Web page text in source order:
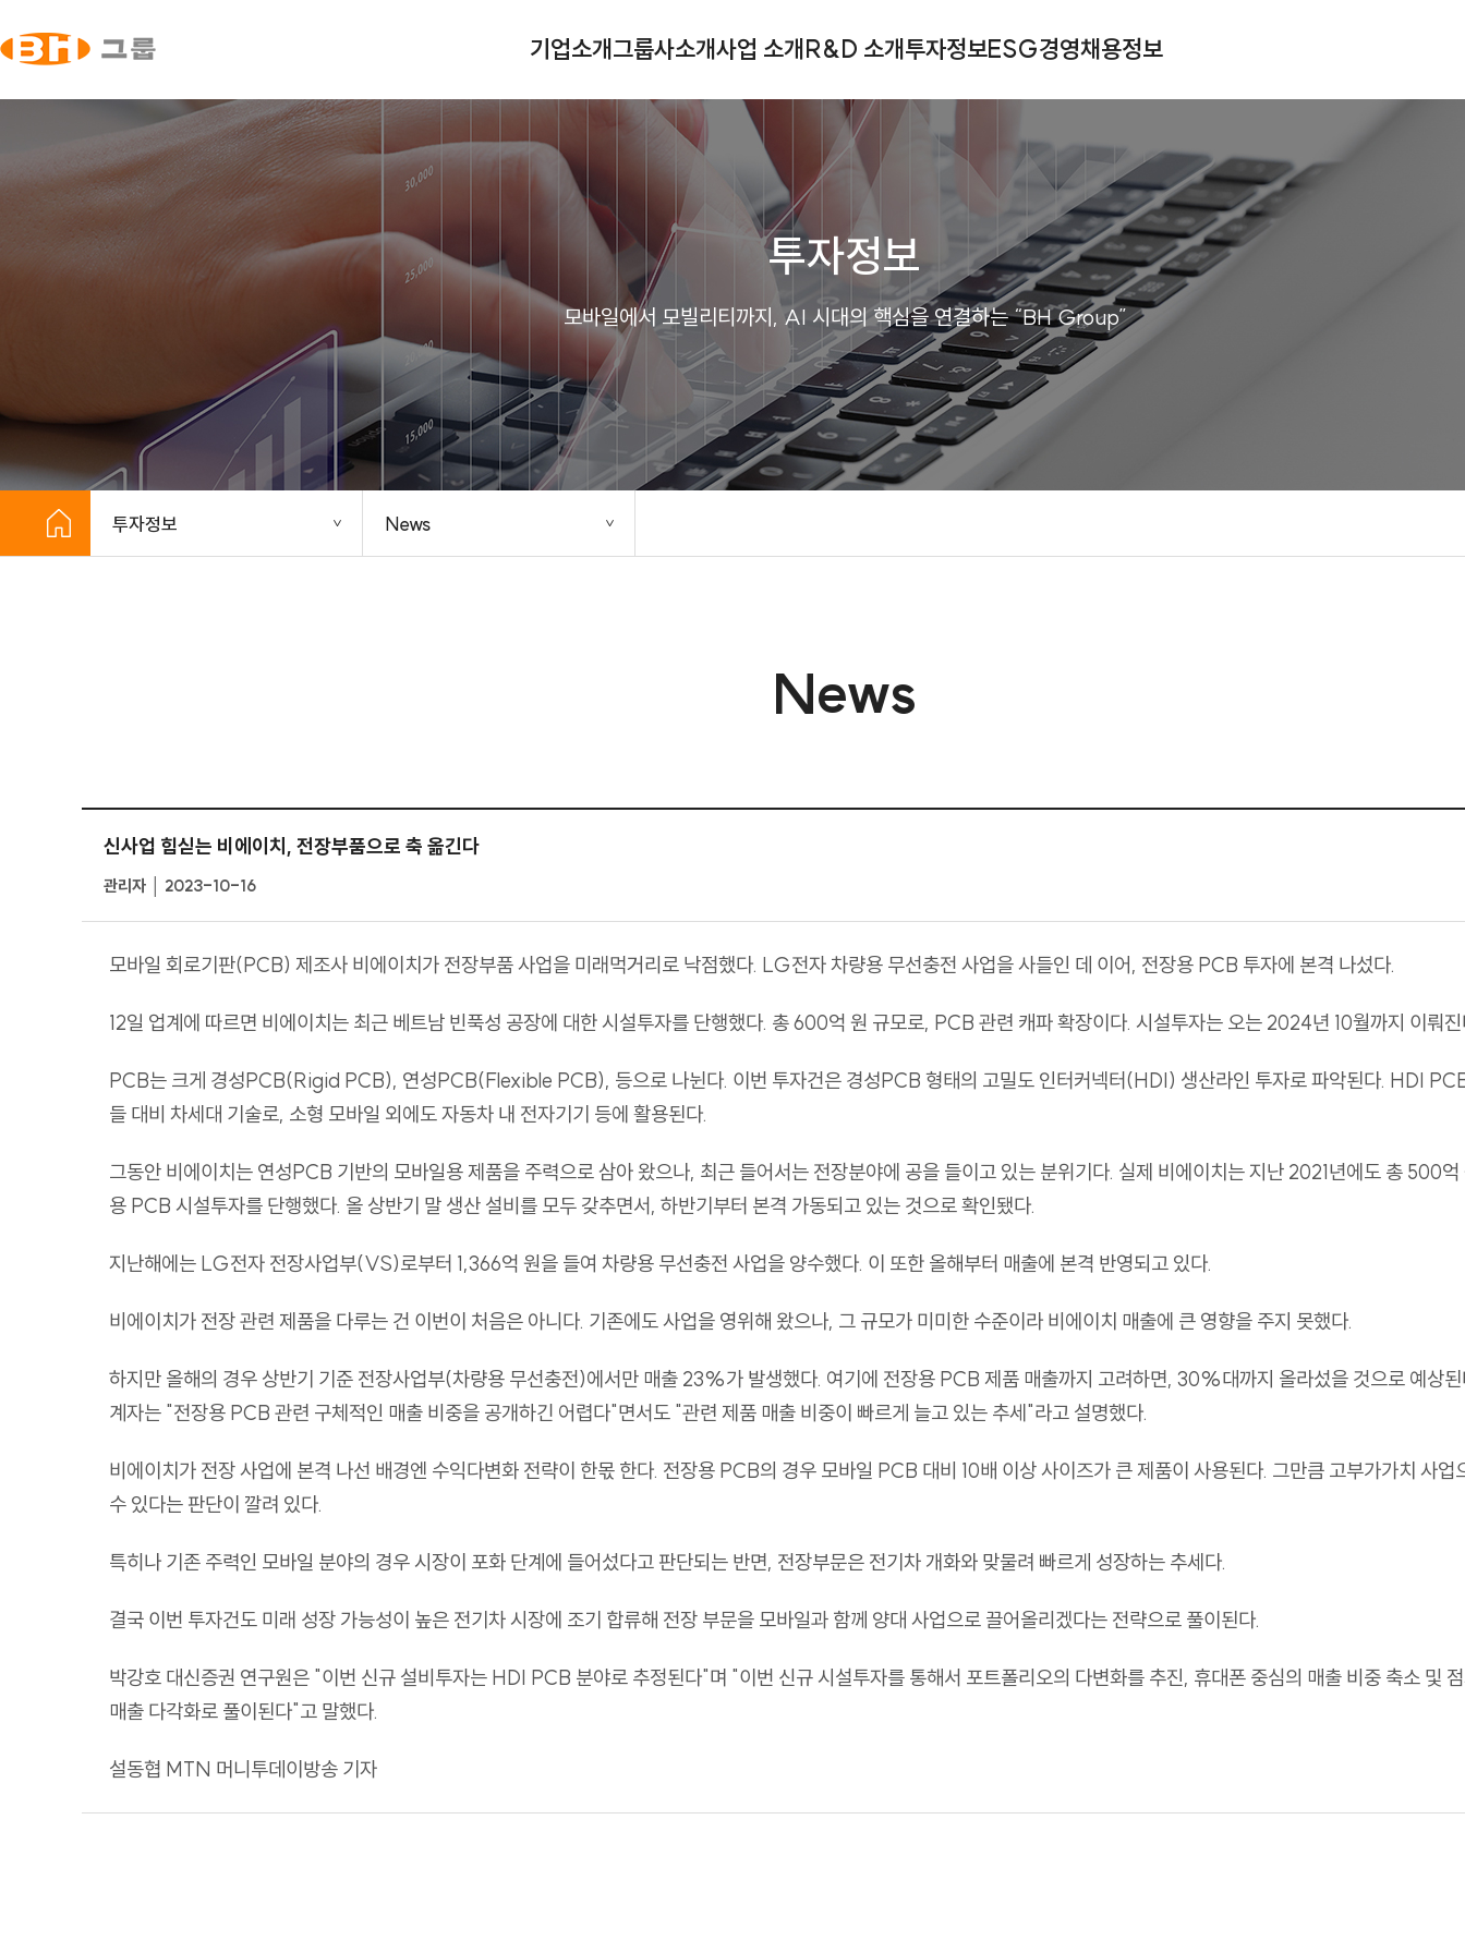
기업소개그룹사소개사업 소개 R&D 소개투자정보ESG경영채용정보
투자정보
모바일에서 모빌리티까지, AI 시대의 핵심을 연결하는 “BH Group”
투자정보 News
News
신사업 힘싣는 비에이치, 전장부품으로 축 옮긴다
관리자 │ 2023-10-16
모바일 회로기판(PCB) 제조사 비에이치가 전장부품 사업을 미래먹거리로 낙점했다. LG전자 차량용 무선충전 사업을 사들인 데 이어, 전장용 PCB 투자에 본격 나섰다.
12일 업계에 따르면 비에이치는 최근 베트남 빈푹성 공장에 대한 시설투자를 단행했다. 총 600억 원 규모로, PCB 관련 캐파 확장이다. 시설투자는 오는 2024년 10월까지 이뤄
PCB는 크게 경성PCB(Rigid PCB), 연성PCB(Flexible PCB), 등으로 나뉜다. 이번 투자건은 경성PCB 형태의 고밀도 인터커넥터(HDI) 생산라인 투자로 파악된다. HDI
들 대비 차세대 기술로, 소형 모바일 외에도 자동차 내 전자기기 등에 활용된다.
그동안 비에이치는 연성PCB 기반의 모바일용 제품을 주력으로 삼아 왔으나, 최근 들어서는 전장분야에 공을 들이고 있는 분위기다. 실제 비에이치는 지난 2021년에도 총 500
용 PCB 시설투자를 단행했다. 올 상반기 말 생산 설비를 모두 갖추면서, 하반기부터 본격 가동되고 있는 것으로 확인됐다.
지난해에는 LG전자 전장사업부(VS)로부터 1,366억 원을 들여 차량용 무선충전 사업을 양수했다. 이 또한 올해부터 매출에 본격 반영되고 있다.
비에이치가 전장 관련 제품을 다루는 건 이번이 처음은 아니다. 기존에도 사업을 영위해 왔으나, 그 규모가 미미한 수준이라 비에이치 매출에 큰 영향을 주지 못했다.
하지만 올해의 경우 상반기 기준 전장사업부(차량용 무선충전)에서만 매출 23%가 발생했다. 여기에 전장용 PCB 제품 매출까지 고려하면, 30%대까지 올라섰을 것으로 예상
계자는 "전장용 PCB 관련 구체적인 매출 비중을 공개하긴 어렵다"면서도 "관련 제품 매출 비중이 빠르게 늘고 있는 추세"라고 설명했다.
비에이치가 전장 사업에 본격 나선 배경엔 수익다변화 전략이 한몫 한다. 전장용 PCB의 경우 모바일 PCB 대비 10배 이상 사이즈가 큰 제품이 사용된다. 그만큼 고부가가치 사업
수 있다는 판단이 깔려 있다.
특히나 기존 주력인 모바일 분야의 경우 시장이 포화 단계에 들어섰다고 판단되는 반면, 전장부문은 전기차 개화와 맞물려 빠르게 성장하는 추세다.
결국 이번 투자건도 미래 성장 가능성이 높은 전기차 시장에 조기 합류해 전장 부문을 모바일과 함께 양대 사업으로 끌어올리겠다는 전략으로 풀이된다.
박강호 대신증권 연구원은 "이번 신규 설비투자는 HDI PCB 분야로 추정된다"며 "이번 신규 시설투자를 통해서 포트폴리오의 다변화를 추진, 휴대폰 중심의 매출 비중 축소 및
매출 다각화로 풀이된다"고 말했다.
설동협 MTN 머니투데이방송 기자